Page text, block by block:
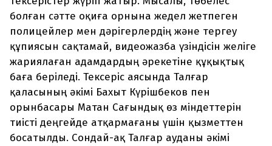
болған сәтте оқиға орнына жедел жетпеген
полицейлер мен дәрігерлердің және тергеу
құпиясын сақтамай, видеожазба үзіндісін желіге
жариялаған адамдардың әрекетіне құқықтық
баға беріледі. Тексеріс аясында Талғар
қаласының әкімі Бахыт Күрішбеков пен
орынбасары Матан Сағындық өз міндеттерін
тиісті деңгейде атқармағаны үшін қызметтен
босатылды. Сондай-ақ Талғар ауданы әкімі